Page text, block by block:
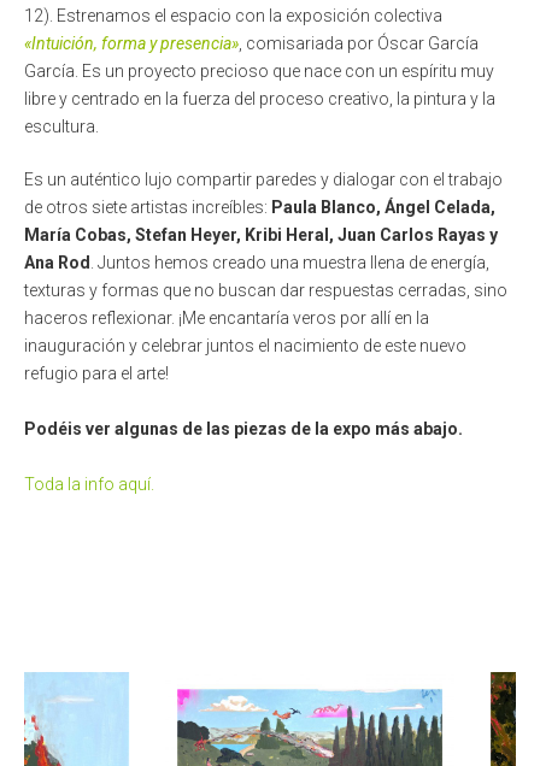
12). Estrenamos el espacio con la exposición colectiva
«Intuición, forma y presencia», comisariada por Óscar García
García. Es un proyecto precioso que nace con un espíritu muy
libre y centrado en la fuerza del proceso creativo, la pintura y la
escultura.
Es un auténtico lujo compartir paredes y dialogar con el trabajo
de otros siete artistas increíbles: Paula Blanco, Ángel Celada,
María Cobas, Stefan Heyer, Kribi Heral, Juan Carlos Rayas y
Ana Rod. Juntos hemos creado una muestra llena de energía,
texturas y formas que no buscan dar respuestas cerradas, sino
haceros reflexionar. ¡Me encantaría veros por allí en la
inauguración y celebrar juntos el nacimiento de este nuevo
refugio para el arte!
Podéis ver algunas de las piezas de la expo más abajo.
Toda la info aquí.